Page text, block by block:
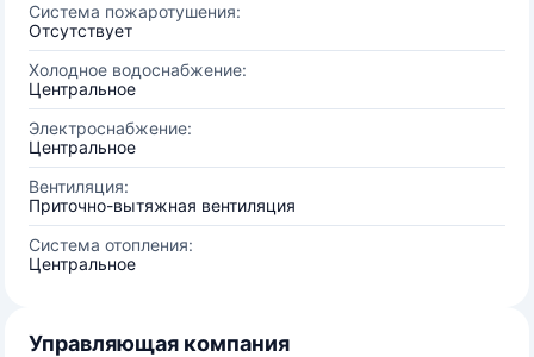
Система пожаротушения:
Отсутствует
Холодное водоснабжение:
Центральное
Электроснабжение:
Центральное
Вентиляция:
Приточно-вытяжная вентиляция
Система отопления:
Центральное
Управляющая компания